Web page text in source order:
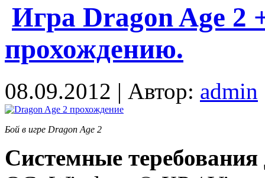
Игра Dragon Age 2
прохождению.
08.09.2012 | Автор: admin
Бой в игре Dragon Age 2
Системные